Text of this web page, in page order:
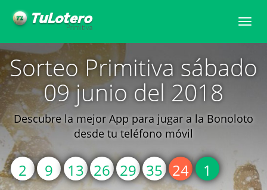
Toggle
Sorteo Primitiva sábado
09 junio del 2018
Descubre la mejor App para jugar a la Bonoloto
desde tu teléfono móvil
2 9 13 26 29 35 24 1